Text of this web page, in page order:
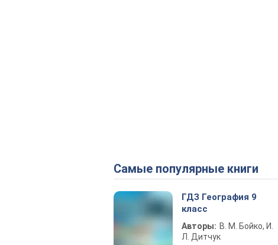
Самые популярные книги
ГДЗ География 9
класс
Авторы: В. М. Бойко, И.
Л. Дитчук